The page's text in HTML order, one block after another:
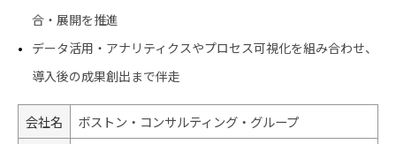
合・展開を推進
データ活用・アナリティクスやプロセス可視化を組み合わせ、
導入後の成果創出まで伴走
会社名
ボストン・コンサルティング・グループ